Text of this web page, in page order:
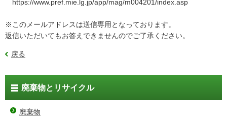
https://www.pref.mie.lg.jp/app/mag/m004201/index.asp
※このメールアドレスは送信専用となっております。
返信いただいてもお答えできませんのでご了承ください。
戻る
廃棄物とリサイクル
廃棄物